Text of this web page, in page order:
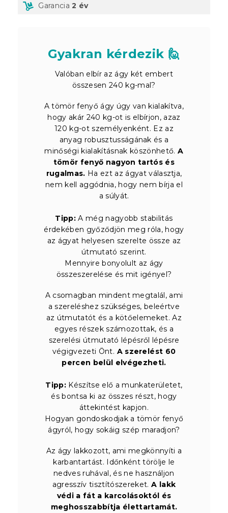
Garancia 2 év
Gyakran kérdezik 🙋
Valóban elbír az ágy két embert
összesen 240 kg-mal?
A tömör fenyő ágy úgy van kialakítva,
hogy akár 240 kg-ot is elbírjon, azaz
120 kg-ot személyenként. Ez az
anyag robusztusságának és a
minőségi kialakításnak köszönhető.A
tömör fenyő nagyon tartós és
rugalmas. Ha ezt az ágyat választja,
nem kell aggódnia, hogy nem bírja el
a súlyát.
Tipp: A még nagyobb stabilitás
érdekében győződjön meg róla, hogy
az ágyat helyesen szerelte össze az
útmutató szerint.
Mennyire bonyolult az ágy
összeszerelése és mit igényel?
A csomagban mindent megtalál, ami
a szereléshez szükséges, beleértve
az útmutatót és a kötőelemeket. Az
egyes részek számozottak, és a
szerelési útmutató lépésről lépésre
végigvezeti Önt. A szerelést 60
percen belül elvégezheti.
Tipp: Készítse elő a munkaterületet,
és bontsa ki az összes részt, hogy
áttekintést kapjon.
Hogyan gondoskodjak a tömör fenyő
ágyról, hogy sokáig szép maradjon?
Az ágy lakkozott, ami megkönnyíti a
karbantartást. Időnként törölje le
nedves ruhával, és ne használjon
agresszív tisztítószereket.A lakk
védi a fát a karcolásoktól és
meghosszabbítja élettartamát.